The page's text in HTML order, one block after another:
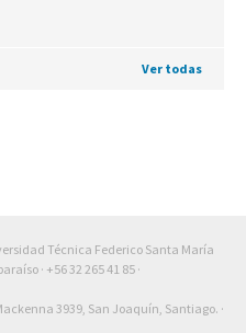
Ver todas
Técnica Federico Santa María
· +56 32 265 41 85 ·
3939, San Joaquín, Santiago. ·